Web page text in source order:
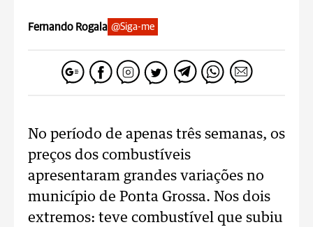
Fernando Rogala @Siga-me
No período de apenas três semanas, os
preços dos combustíveis
apresentaram grandes variações no
município de Ponta Grossa. Nos dois
extremos: teve combustível que subiu